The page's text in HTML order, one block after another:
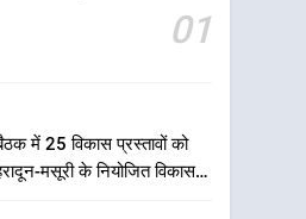
01
बैठक में 25 विकास प्रस्तावों को
मसूरी के नियोजित विकास
धामी की सुरक्षा
सीसीटीवी, ड्रोन और